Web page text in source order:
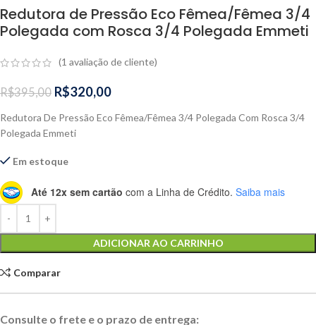
Redutora de Pressão Eco Fêmea/Fêmea 3/4
Polegada com Rosca 3/4 Polegada Emmeti
(1 avaliação de cliente)
R$395,00 R$320,00
Redutora De Pressão Eco Fêmea/Fêmea 3/4 Polegada Com Rosca 3/4
Polegada Emmeti
Em estoque
Até 12x sem cartão com a Linha de Crédito. Saiba mais
ADICIONAR AO CARRINHO
Comparar
Consulte o frete e o prazo de entrega: